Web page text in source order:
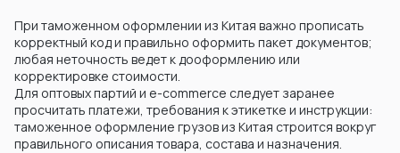
При таможенном оформлении из Китая важно прописать
корректный код и правильно оформить пакет документов;
любая неточность ведет к дооформлению или
корректировке стоимости.
Для оптовых партий и e-commerce следует заранее
просчитать платежи, требования к этикетке и инструкции:
таможенное оформление грузов из Китая строится вокруг
правильного описания товара, состава и назначения.